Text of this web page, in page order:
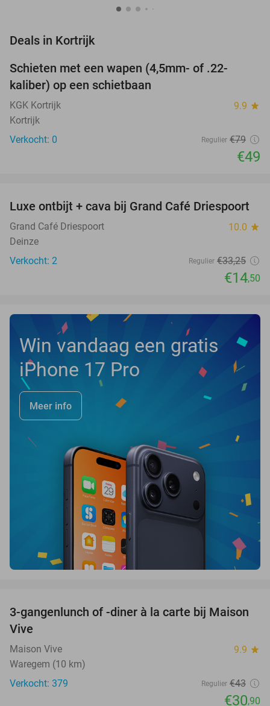
Deals in Kortrijk
TODAY
Schieten met een wapen (4,5mm- of .22-
kaliber) op een schietbaan
KGK Kortrijk 9.9 star
Kortrijk
Verkocht: 0
Regulier €79
€49
56%
TODAY
Luxe ontbijt + cava bij Grand Café Driespoort
Grand Café Driespoort 10.0 star
Deinze
Verkocht: 2
Regulier €33,25
€14,50
Win vandaag een gratis
iPhone 17 Pro
Meer info
28%
3-gangenlunch of -diner à la carte bij Maison
Vive
Maison Vive 9.9 star
Waregem (10 km)
Verkocht: 379
Regulier €43
€30,90